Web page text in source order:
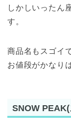
しかしいったん
す。
商品名もスゴイ
お値段がかなり
SNOW